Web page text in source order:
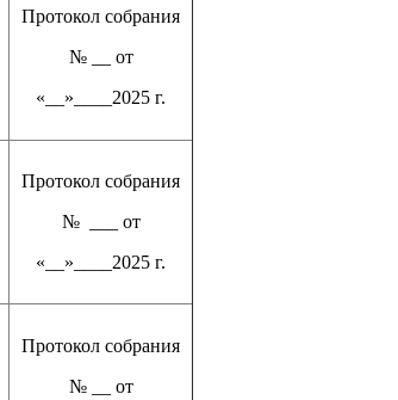
Протокол собрания
№ __ от
«__»____2025 г.
Протокол собрания
№ ___ от
«__»____2025 г.
Протокол собрания
№ __ от